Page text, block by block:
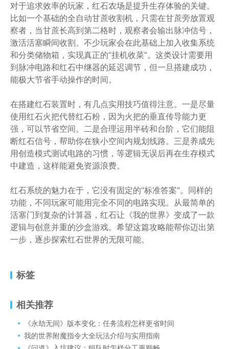
对于追求效率的玩家，红石农场是提升生存体验的关键。
比如一个基础的全自动甘蔗收割机，只需在甘蔗旁放置观
察者，当甘蔗长高到第二格时，观察者会输出脉冲信号，
激活活塞瞬间收割。不少玩家会在此基础上加入收集系统
和分类储物箱，实现真正的“挂机收菜”。这类设计需要用
到脉冲电路和红石中继器的延迟调节，但一旦搭建成功，
能极大节省手动操作的时间。
在搭建红石装置时，有几点实用技巧值得注意。一是尽量
使用红石火把代替红石粉，因为火把的垂直传导能力更
强，可以节省空间。二是合理运用半砖和台阶，它们能阻
断红石信号，帮助你在狭小空间内规划线路。三是养成先
用创造模式测试电路的习惯，等逻辑无误后再在生存模式
中建造，这样能避免资源浪费。
红石系统的魅力在于，它没有固定的“标准答案”。同样的
功能，不同玩家可能用完全不同的电路实现。从最简单的
活塞门到复杂的计算器，红石让《我的世界》变成了一款
逻辑与创意并重的沙盒游戏。希望这篇攻略能帮你迈出第
一步，逐步探索红石世界的无限可能。
标签
相关推荐
《永劫无间》版本变化：任务流程怎样更省时间
我的世界附魔指令大全玩法介绍与实用指南